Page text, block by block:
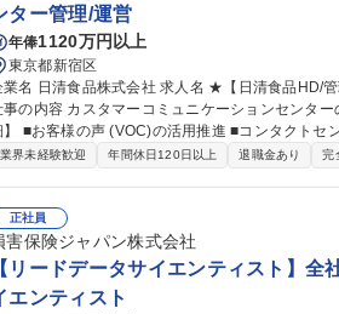
ター管理/運営
年俸1120万円以上
東京都新宿区
清食品株式会社 求人名 ★【日清食品HD/管理職採用】CCC (カスタマーコミュニケーションセンター)
事の内容 カスタマーコミュニケーションセンターの
】 ■お客様の声 (VOC)の活用推進 ■コンタクトセ
・危機管理対応 ■コンタクトセンターのDX推進・変革 募集職種 ★【日清食品HD/管理職採用】CCC
業界未経験歓迎 年間休日120日以上 退職金あり 完
正社員
害保険ジャパン株式会社
【リードデータサイエンティスト】
エンティスト